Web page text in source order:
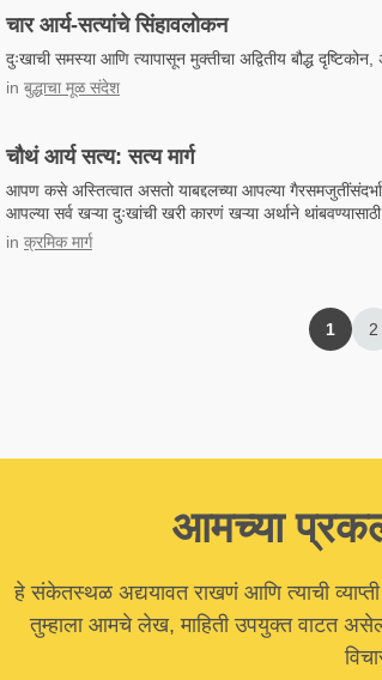
चार आर्य-सत्यांचे सिंहावलोकन
दुःखाची समस्या आणि त्यापासून मुक्तीचा अद्वितीय बौद्ध
in बुद्धाचा मूळ संदेश
चौथं आर्य सत्य: सत्य मार्ग
आपण कसे अस्तित्वात असतो याबद्दलच्या आपल्या
आपल्या सर्व खऱ्या दुःखांची खरी कारणं खऱ्या अर्थाने
in क्रमिक मार्ग
1 2
आमच्या
हे संकेतस्थळ अद्ययावत राखणं आणि त्याची
तुम्हाला आमचे लेख, माहिती उपयुक्त वाटत